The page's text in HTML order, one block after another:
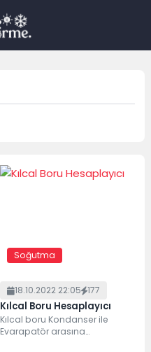
Soğutma
18.10.2022 22:05 177
Kılcal Boru Hesaplayıcı
Kılcal boru Kondanser ile
Evarapatör arasına